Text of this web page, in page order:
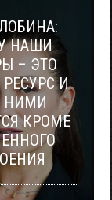
НАШИ
– ЭТО
И
НИМИ
КРОМЕ